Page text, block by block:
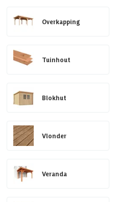
Overkapping
Tuinhout
Blokhut
Vlonder
Veranda